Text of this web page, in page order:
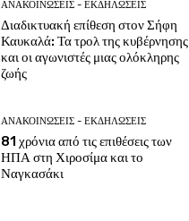
ΑΝΑΚΟΙΝΩΣΕΙΣ - ΕΚΔΗΛΩΣΕΙΣ
Διαδικτυακή επίθεση στον Σήφη
Καυκαλά: Τα τρολ της κυβέρνησης
και οι αγωνιστές μιας ολόκληρης
ζωής
ΑΝΑΚΟΙΝΩΣΕΙΣ - ΕΚΔΗΛΩΣΕΙΣ
81 χρόνια από τις επιθέσεις των
ΗΠΑ στη Χιροσίμα και το
Ναγκασάκι